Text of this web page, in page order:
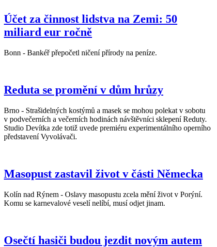
Účet za činnost lidstva na Zemi: 50
miliard eur ročně
Bonn - Bankéř přepočetl ničení přírody na peníze.
Reduta se promění v dům hrůzy
Brno - Strašidelných kostýmů a masek se mohou polekat v sobotu
v podvečerních a večerních hodinách návštěvníci sklepení Reduty.
Studio Devítka zde totiž uvede premiéru experimentálního operního
představení Vyvolávači.
Masopust zastavil život v části Německa
Kolín nad Rýnem - Oslavy masopustu zcela mění život v Porýní.
Komu se karnevalové veselí nelíbí, musí odjet jinam.
Osečtí hasiči budou jezdit novým autem